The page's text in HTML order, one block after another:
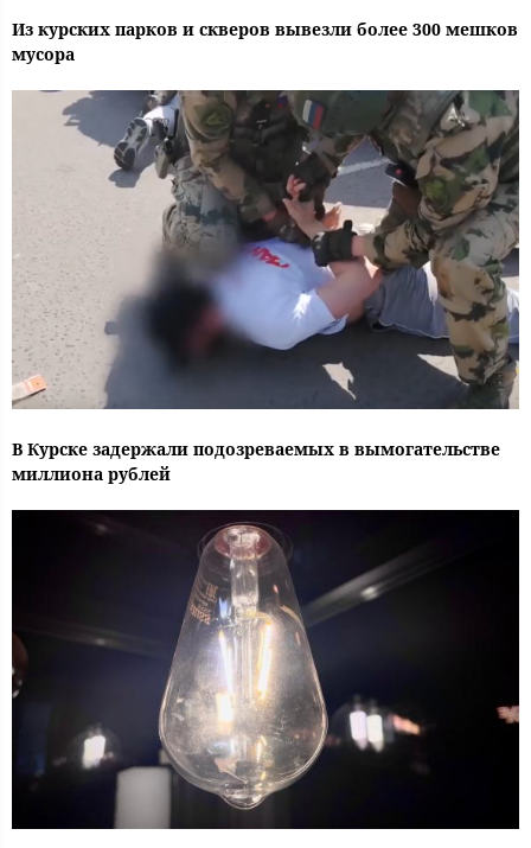
Из курских парков и скверов вывезли более 300 мешков
мусора
В Курске задержали подозреваемых в вымогательстве
миллиона рублей